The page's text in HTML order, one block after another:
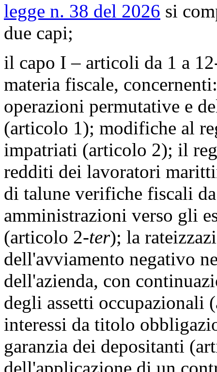
legge n. 38 del 2026 si
due capi;
il capo I – articoli da 1 a
materia fiscale,
operazioni permutative e
(articolo 1); modifiche al
impatriati (articolo 2); il
redditi dei lavoratori
di talune verifiche fiscali
amministrazioni verso gli
(articolo 2-ter); la
dell'avviamento negativo
dell'azienda, con
degli assetti occupazionali
interessi da titolo
garanzia dei depositanti